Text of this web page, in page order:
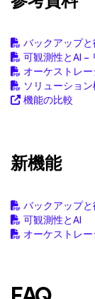
バックアップ
可観測性とAI –
オーケストレ
ソリューショ
機能の比較
新機能
バックアップ
可観測性とAI
オーケストレ